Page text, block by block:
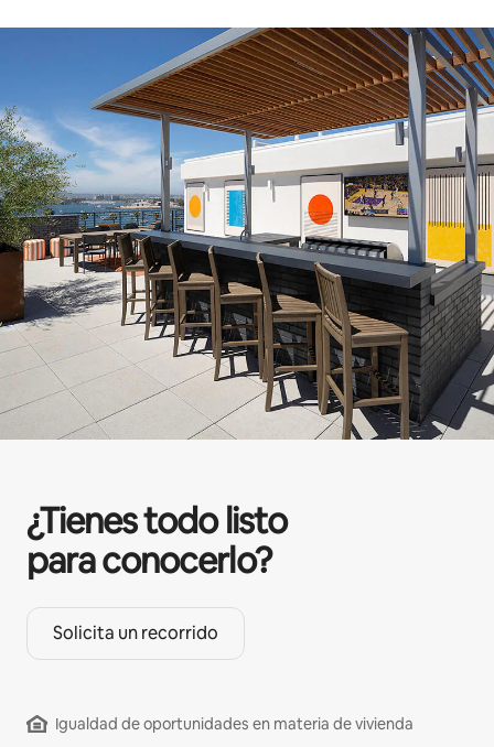
¿Tienes todo listo
para conocerlo?
Solicita un recorrido
Igualdad de oportunidades en materia de vivienda